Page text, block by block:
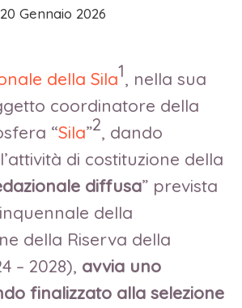
20 Gennaio 2026
della Sila1, nella sua
coordinatore della
“Sila”2, dando
di costituzione della
diffusa” prevista
della
della Riserva della
– 2028), avvia uno
finalizzato alla selezione